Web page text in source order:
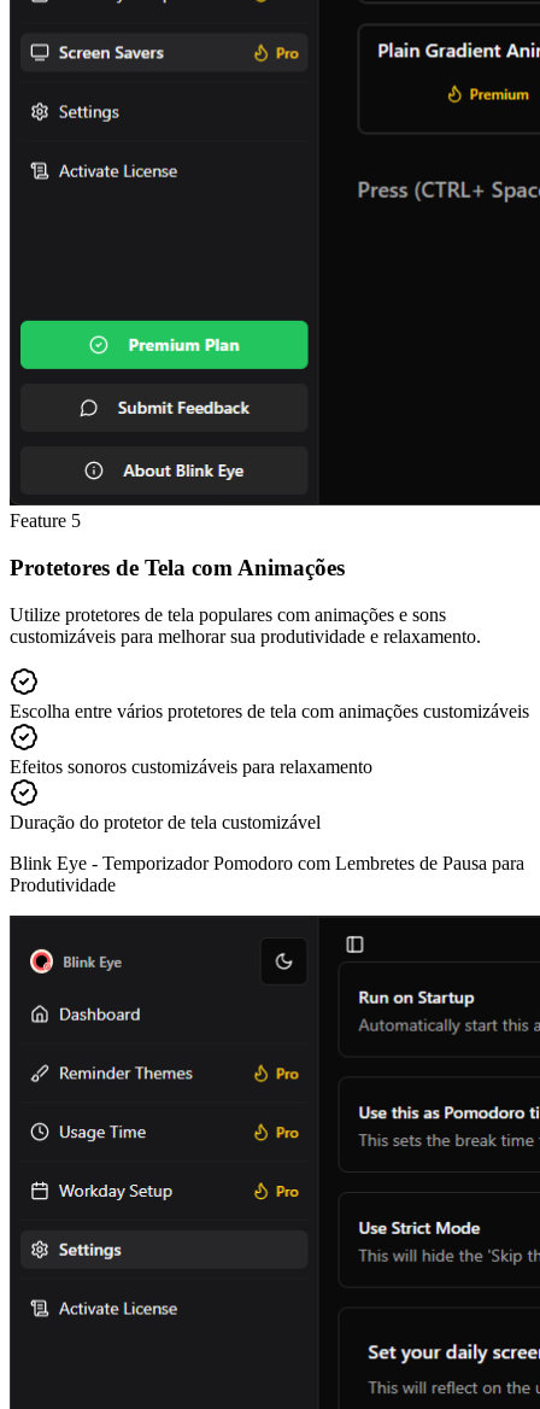
Feature 5
Protetores de Tela com Animações
Utilize protetores de tela populares com animações e sons
customizáveis para melhorar sua produtividade e relaxamento.
Escolha entre vários protetores de tela com animações customizáveis
Efeitos sonoros customizáveis para relaxamento
Duração do protetor de tela customizável
Blink Eye - Temporizador Pomodoro com Lembretes de Pausa para
Produtividade